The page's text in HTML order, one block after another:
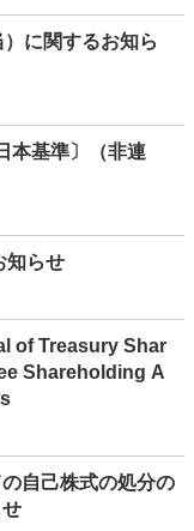
に関するお知ら
本基準〕（非連
知らせ
of Treasury Shar
Shareholding A
自己株式の処分の